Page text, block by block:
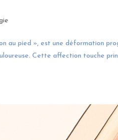
au pied », est une déformation
Cette affection touche